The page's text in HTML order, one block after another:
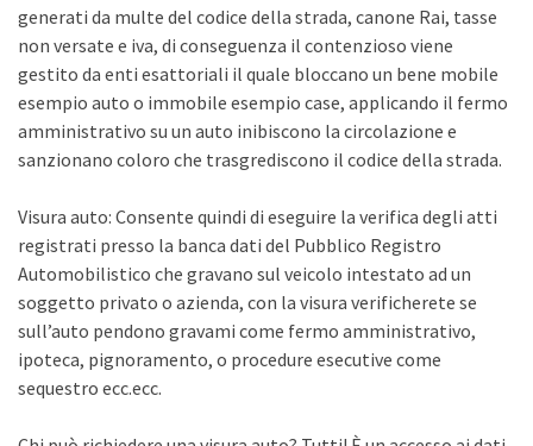
generati da multe del codice della strada, canone Rai, tasse
non versate e iva, di conseguenza il contenzioso viene
gestito da enti esattoriali il quale bloccano un bene mobile
esempio auto o immobile esempio case, applicando il fermo
amministrativo su un auto inibiscono la circolazione e
sanzionano coloro che trasgrediscono il codice della strada.
Visura auto: Consente quindi di eseguire la verifica degli atti
registrati presso la banca dati del Pubblico Registro
Automobilistico che gravano sul veicolo intestato ad un
soggetto privato o azienda, con la visura verificherete se
sull’auto pendono gravami come fermo amministrativo,
ipoteca, pignoramento, o procedure esecutive come
sequestro ecc.ecc.